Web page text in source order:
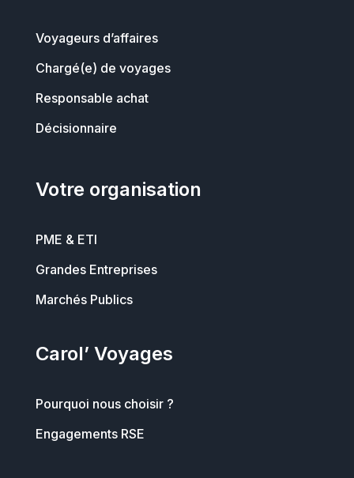
Voyageurs d’affaires
Chargé(e) de voyages
Responsable achat
Décisionnaire
Votre organisation
PME & ETI
Grandes Entreprises
Marchés Publics
Carol’ Voyages
Pourquoi nous choisir ?
Engagements RSE